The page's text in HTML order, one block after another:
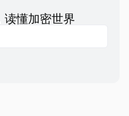
读懂加密世界